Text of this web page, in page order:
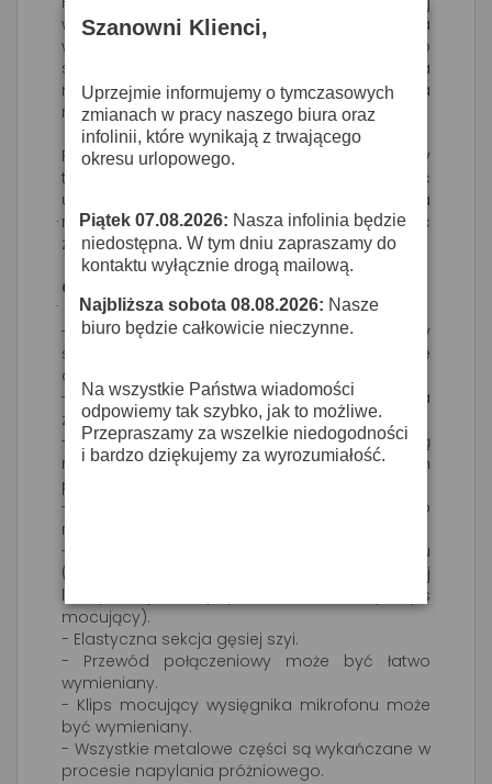
wersji z nowym klipsem mocowania
wysięgnika mikrofonu. Nowy klips to bardzo
solidna i zwarta konstrukcja, która zapewnia
niezwykle bezpieczne połączenie wysięgnika
mikrofonu.
Pałąk wokółszyjny HSP wyposażony w starszy
typ klipsu mocującego może zostać
unowocześniony przez wymianę klipsu na
nowy, który jest dostępny jako część
zapasowa.
Cechy
- System modułowy – wszystkie elementy
systemu są łatwo wymienne i wzajemnie
dopasowane.
- Doskonała odporność na sprzężenia
zwrotne.
- Mikrofon jest wyposażony w zdejmowaną
nasadkę, która stanowi integralny ekran
przeciwwietrzny/pop.
- Indywidualne dopasowanie do głów o
różnych wielkościach.
- Odporny na skręcenia wysięgnik mikrofonu
(Ø 2.0 mm), który można zamocować z lewej
lub prawej strony pałąka (odłączany klips
mocujący).
- Elastyczna sekcja gęsiej szyi.
- Przewód połączeniowy może być łatwo
wymieniany.
- Klips mocujący wysięgnika mikrofonu może
być wymieniany.
- Wszystkie metalowe części są wykańczane w
procesie napylania próżniowego.
Szanowni Klienci,
Uprzejmie informujemy o tymczasowych
zmianach w pracy naszego biura oraz
infolinii, które wynikają z trwającego
okresu urlopowego.
· Piątek 07.08.2026: Nasza infolinia będzie
niedostępna. W tym dniu zapraszamy do
kontaktu wyłącznie drogą mailową.
· Najbliższa sobota 08.08.2026: Nasze
biuro będzie całkowicie nieczynne.
Na wszystkie Państwa wiadomości
odpowiemy tak szybko, jak to możliwe.
Przepraszamy za wszelkie niedogodności
i bardzo dziękujemy za wyrozumiałość.